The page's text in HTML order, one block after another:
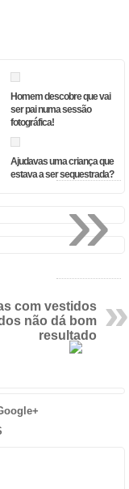
Homem descobre que vai
ser pai numa sessão
fotográfica!
Ajudavas uma criança que
estava a ser sequestrada?
com vestidos
não dá bom
resultado
»